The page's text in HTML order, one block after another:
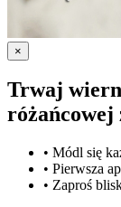
×
Trwaj
różańcowej
• Módl się
• Pierwsza
• Zaproś